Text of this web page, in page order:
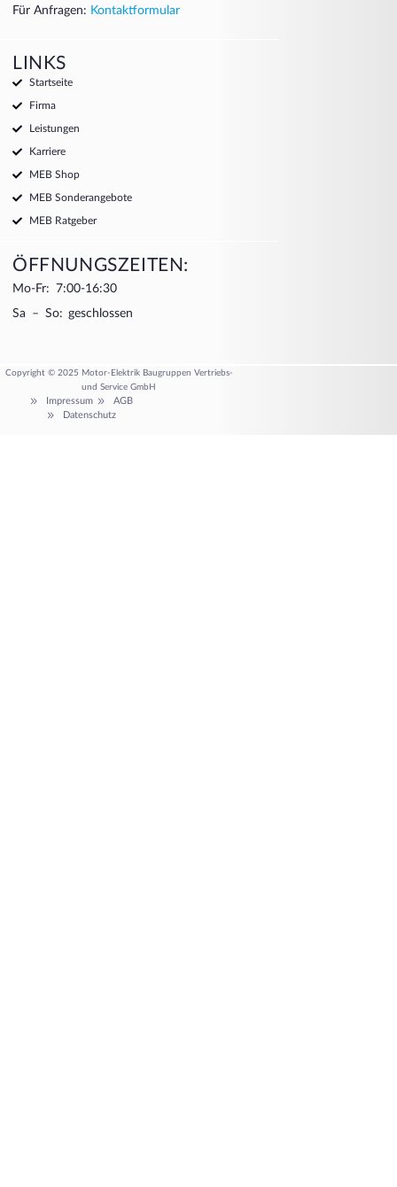
Für Anfragen: Kontaktformular
LINKS
Startseite
Firma
Leistungen
Karriere
MEB Shop
MEB Sonderangebote
MEB Ratgeber
ÖFFNUNGSZEITEN:
Mo-Fr: 7:00-16:30
Sa – So: geschlossen
Copyright © 2025 Motor-Elektrik Baugruppen Vertriebs-
und Service GmbH
Impressum
AGB
Datenschutz